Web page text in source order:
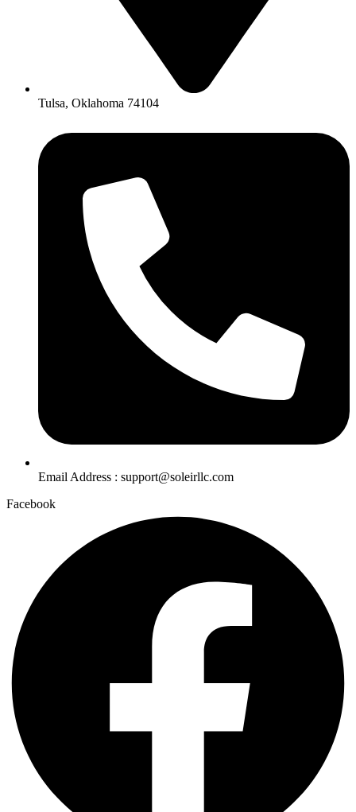
Tulsa, Oklahoma 74104
Email Address : support@soleirllc.com
Facebook